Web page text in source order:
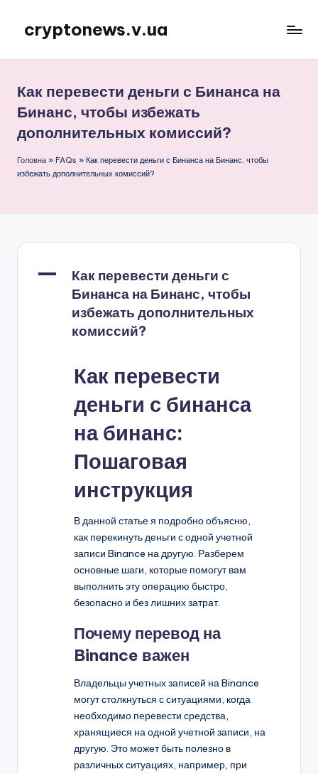
Перейти
вмісту
cryptonews.v.ua
криптовалют,
аналітика,
курси,
прогнози
гайди.
Как перевести деньги с Бинанса на
Бинанс, чтобы избежать
дополнительных комиссий?
Головна » FAQs » Как перевести деньги с Бинанса на Бинанс, чтобы
избежать дополнительных комиссий?
A
Как перевести деньги с
Бинанса на Бинанс, чтобы
избежать дополнительных
комиссий?
Как перевести
деньги с бинанса
на бинанс:
Пошаговая
инструкция
В данной статье я подробно объясню,
как перекинуть деньги с одной учетной
записи Binance на другую. Разберем
основные шаги, которые помогут вам
выполнить эту операцию быстро,
безопасно и без лишних затрат.
Почему перевод на
Binance важен
Владельцы учетных записей на Binance
могут столкнуться с ситуациями, когда
необходимо перевести средства,
хранящиеся на одной учетной записи, на
другую. Это может быть полезно в
различных ситуациях, например, при